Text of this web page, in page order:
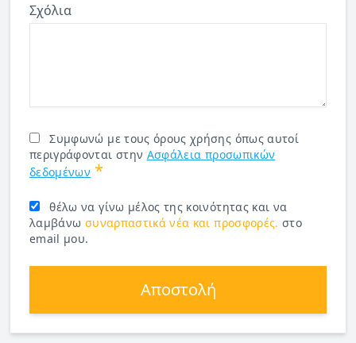
Σχόλια
Συμφωνώ με τους όρους χρήσης όπως αυτοί
περιγράφονται στην Ασφάλεια προσωπικών
δεδομένων *
θέλω να γίνω μέλος της κοινότητας και να
λαμβάνω συναρπαστικά νέα και προσφορές. στο
email μου.
Αποστολή